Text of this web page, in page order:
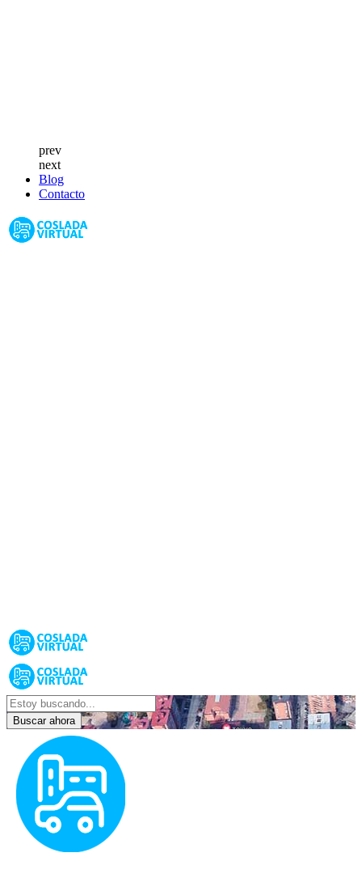
prev
next
Blog
Contacto
Buscar ahora